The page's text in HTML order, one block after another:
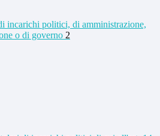
incarichi politici, di amministrazione,
o di governo 2